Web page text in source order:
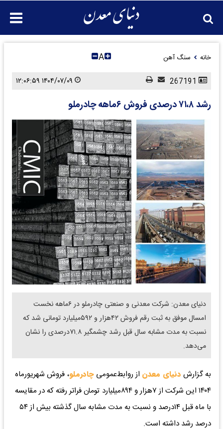
خانه سنگ آهن A
رشد ۷۱،۸ درصدی فروش ۶ماهه چادرملو
دنیای معدن: شرکت معدنی و صنعتی چادرملو در ۶ماهه نخست
امسال موفق به ثبت رقم فروش ۴۲هزار و ۵۹۲میلیارد تومانی شد که
نسبت به مدت مشابه سال قبل رشد چشمگیر ۷۱.۸درصدی را نشان
می‌دهد.
به گزارش دنیای معدن از روابط‌عمومی چادرملو، فروش شهریورماه
۱۴۰۴ این شرکت از ۷هزار و ۸۹۴میلیارد تومان فراتر رفته که در مقایسه
با ماه قبل ۱۴درصد و نسبت به مدت مشابه سال گذشته بیش از ۵۴
درصد رشد داشته است.